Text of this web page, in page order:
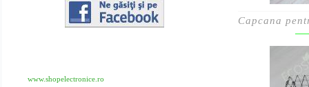
www.shopelectronice.ro
Capcana